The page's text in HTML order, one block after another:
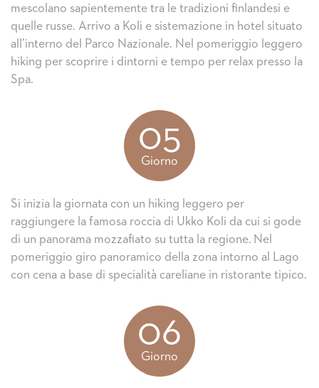
mescolano sapientemente tra le tradizioni finlandesi e
quelle russe. Arrivo a Koli e sistemazione in hotel situato
all’interno del Parco Nazionale. Nel pomeriggio leggero
hiking per scoprire i dintorni e tempo per relax presso la
Spa.
05
Giorno
Si inizia la giornata con un hiking leggero per
raggiungere la famosa roccia di Ukko Koli da cui si gode
di un panorama mozzafiato su tutta la regione. Nel
pomeriggio giro panoramico della zona intorno al Lago
con cena a base di specialità careliane in ristorante tipico.
06
Giorno